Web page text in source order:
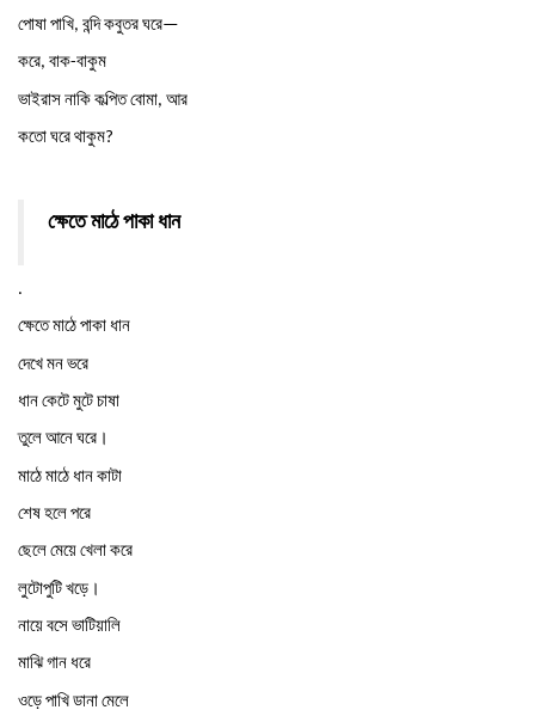
পোষাপাখি, বন্দিকবুতরঘরে—
করে, বাক-বাকুম
ভাইরাসনাকিকল্পিতবোমা, আর
কতোঘরেথাকুম?
ক্ষেতে মাঠে পাকা ধান
.
ক্ষেতেমাঠেপাকাধান
দেখেমনভরে
ধানকেটেমুটেচাষা
তুলেআনেঘরে।
মাঠেমাঠেধানকাটা
শেষহলেপরে
ছেলেমেয়েখেলাকরে
লুটোপুটিখড়ে।
নায়েবসেভাটিয়ালি
মাঝিগানধরে
ওড়েপাখিডানামেলে